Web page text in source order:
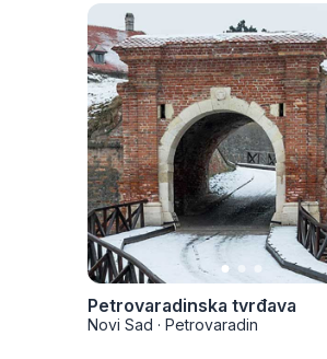
Petrovaradinska tvrđava
Novi Sad · Petrovaradin